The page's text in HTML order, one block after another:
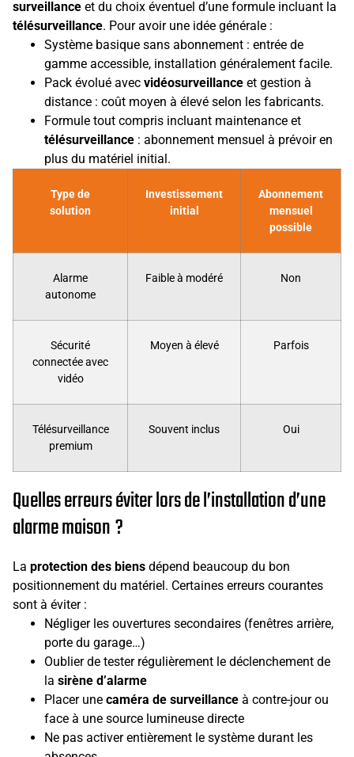
surveillance et du choix éventuel d’une formule incluant la
télésurveillance. Pour avoir une idée générale :
Système basique sans abonnement : entrée de
gamme accessible, installation généralement facile.
Pack évolué avec vidéosurveillance et gestion à
distance : coût moyen à élevé selon les fabricants.
Formule tout compris incluant maintenance et
télésurveillance : abonnement mensuel à prévoir en
plus du matériel initial.
Type de
solution
Investissement
initial
Abonnement
mensuel
possible
Alarme
autonome
Faible à modéré Non
Sécurité
connectée avec
vidéo
Moyen à élevé Parfois
Télésurveillance
premium
Souvent inclus Oui
Quelles erreurs éviter lors de l’installation d’une
alarme maison ?
La protection des biens dépend beaucoup du bon
positionnement du matériel. Certaines erreurs courantes
sont à éviter :
Négliger les ouvertures secondaires (fenêtres arrière,
porte du garage…)
Oublier de tester régulièrement le déclenchement de
la sirène d’alarme
Placer une caméra de surveillance à contre-jour ou
face à une source lumineuse directe
Ne pas activer entièrement le système durant les